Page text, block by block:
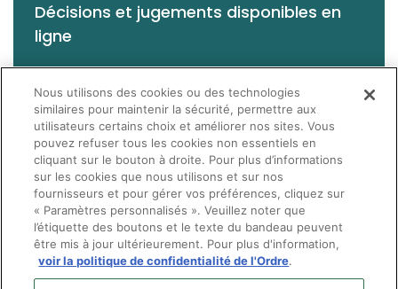
Décisions et jugements disponibles en
ligne
Les (opens in a new tab)
décisions du conseil de discipline de l’Ordre
des optométristes sont disponibles en ligne
même que celles du Tribunal des professions et
des autres tribunaux.
Nous utilisons des cookies ou des technologies
similaires pour maintenir la sécurité, permettre aux
utilisateurs certains choix et améliorer nos sites. Vous
pouvez refuser tous les cookies non essentiels en
cliquant sur le bouton à droite. Pour plus d’informations
sur les cookies que nous utilisons et sur nos
fournisseurs et pour gérer vos préférences, cliquez sur
« Paramètres personnalisés ». Veuillez noter que
l’étiquette des boutons et le texte du bandeau peuvent
être mis à jour ultérieurement. Pour plus d'information,
voir la politique de confidentialité de l'Ordre.